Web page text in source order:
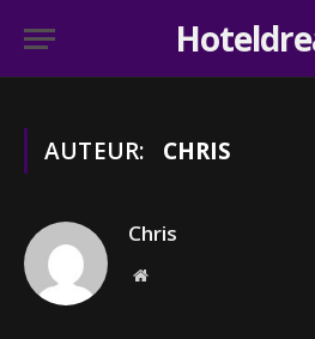
AUTEUR: CHRIS
Chris
Website